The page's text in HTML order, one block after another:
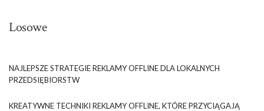
Losowe
NAJLEPSZE STRATEGIE REKLAMY OFFLINE DLA LOKALNYCH
PRZEDSIĘBIORSTW
KREATYWNE TECHNIKI REKLAMY OFFLINE, KTÓRE PRZYCIĄGAJĄ